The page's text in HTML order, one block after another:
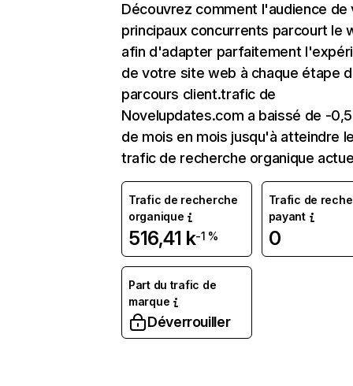
Découvrez comment l'audience de
principaux concurrents parcourt le
afin d'adapter parfaitement
de votre site web à chaque étape
parcours client.trafic de
Novelupdates.com a baissé de -
de mois en mois jusqu'à atteindre
trafic de recherche organique
Trafic de recherche
organique
516,41 k-1 %
Trafic de
payant
0
Part du trafic de
marque
Déverrouiller